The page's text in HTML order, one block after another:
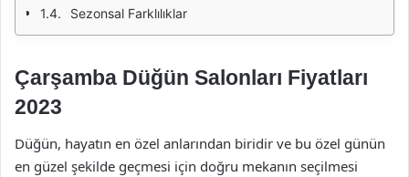
Sezonsal Farklılıklar
Çarşamba Düğün Salonları Fiyatları
2023
Düğün, hayatın en özel anlarından biridir ve bu özel günün
en güzel şekilde geçmesi için doğru mekanın seçilmesi